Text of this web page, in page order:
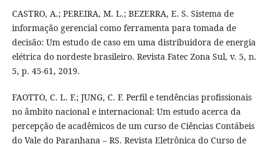
CASTRO, A.; PEREIRA, M. L.; BEZERRA, E. S. Sistema de
informação gerencial como ferramenta para tomada de
decisão: Um estudo de caso em uma distribuidora de energia
elétrica do nordeste brasileiro. Revista Fatec Zona Sul, v. 5, n.
5, p. 45-61, 2019.
FAOTTO, C. L. F.; JUNG, C. F. Perfil e tendências profissionais
no âmbito nacional e internacional: Um estudo acerca da
percepção de acadêmicos de um curso de Ciências Contábeis
do Vale do Paranhana – RS. Revista Eletrônica do Curso de